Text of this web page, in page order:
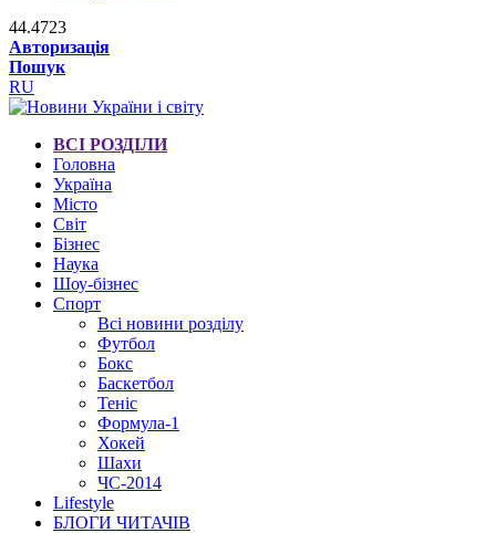
44.4723
Авторизація
Пошук
RU
ВСІ РОЗДІЛИ
Головна
Україна
Місто
Світ
Бізнес
Наука
Шоу-бізнес
Спорт
Всі новини розділу
Футбол
Бокс
Баскетбол
Теніс
Формула-1
Хокей
Шахи
ЧС-2014
Lifestyle
БЛОГИ ЧИТАЧІВ